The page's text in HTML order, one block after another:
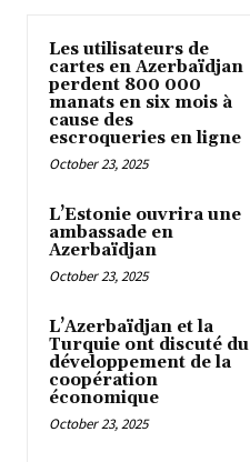
Les utilisateurs de
cartes en Azerbaïdjan
perdent 800 000
manats en six mois à
cause des
escroqueries en ligne
October 23, 2025
L’Estonie ouvrira une
ambassade en
Azerbaïdjan
October 23, 2025
L’Azerbaïdjan et la
Turquie ont discuté du
développement de la
coopération
économique
October 23, 2025